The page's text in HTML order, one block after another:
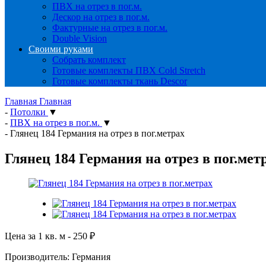
ПВХ на отрез в пог.м.
Дескор на отрез в пог.м.
Фактурные на отрез в пог.м.
Double Vision
Своими руками
Собрать комплект
Готовые комплекты ПВХ Cold Stretch
Готовые комплекты ткань Descor
Главная Главная
- Потолки ▼
- ПВХ на отрез в пог.м. ▼
- Глянец 184 Германия на отрез в пог.метрах
Глянец 184 Германия на отрез в
Цена за 1 кв. м - 250 ₽
Производитель: Германия